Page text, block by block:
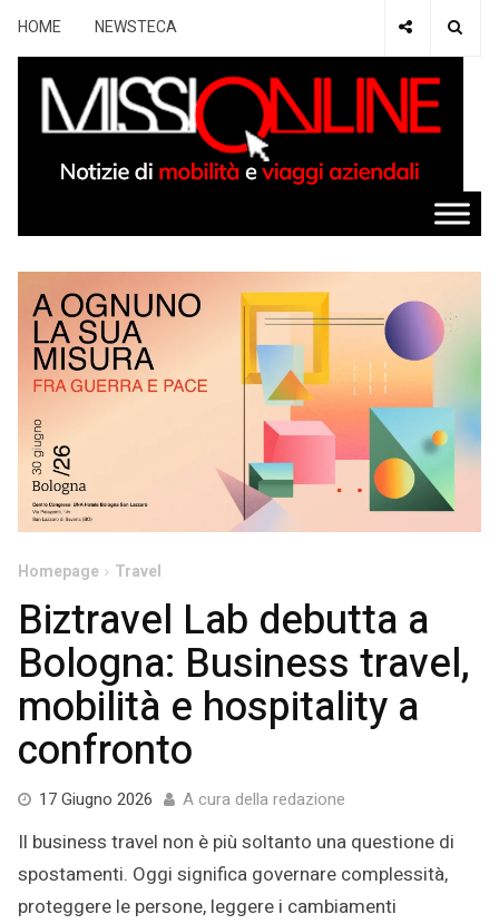
HOME NEWSTECA
Homepage Travel
Biztravel Lab debutta a
Bologna: Business travel,
mobilità e hospitality a
confronto
17 Giugno 2026 25
2026
A cura della redazione
Il business travel non è più soltanto una questione di
spostamenti. Oggi significa governare complessità,
proteggere le persone, leggere i cambiamenti